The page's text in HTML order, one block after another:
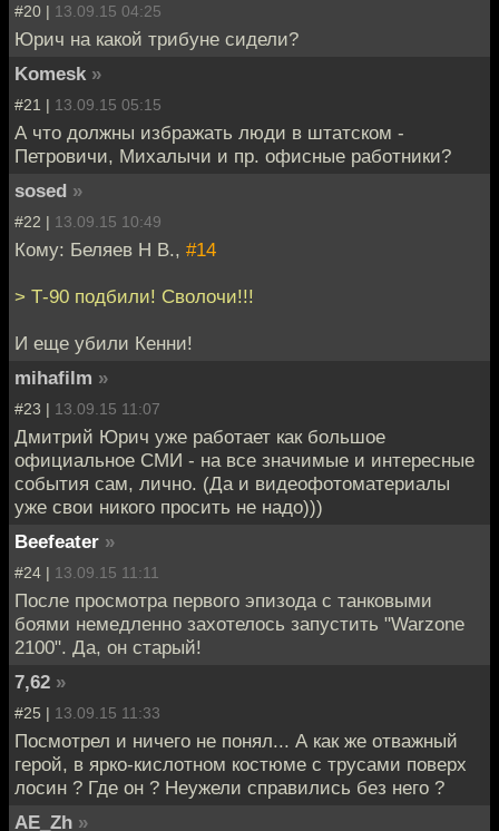
#20 | 13.09.15 04:25
Юрич на какой трибуне сидели?
Komesk »
#21 | 13.09.15 05:15
А что должны избражать люди в штатском -
Петровичи, Михалычи и пр. офисные работники?
sosed »
#22 | 13.09.15 10:49
Кому: Беляев Н В., #14
> Т-90 подбили! Сволочи!!!
И еще убили Кенни!
mihafilm »
#23 | 13.09.15 11:07
Дмитрий Юрич уже работает как большое
официальное СМИ - на все значимые и интересные
события сам, лично. (Да и видеофотоматериалы
уже свои никого просить не надо)))
Beefeater »
#24 | 13.09.15 11:11
После просмотра первого эпизода с танковыми
боями немедленно захотелось запустить "Warzone
2100". Да, он старый!
7,62 »
#25 | 13.09.15 11:33
Посмотрел и ничего не понял... А как же отважный
герой, в ярко-кислотном костюме с трусами поверх
лосин ? Где он ? Неужели справились без него ?
AE_Zh »